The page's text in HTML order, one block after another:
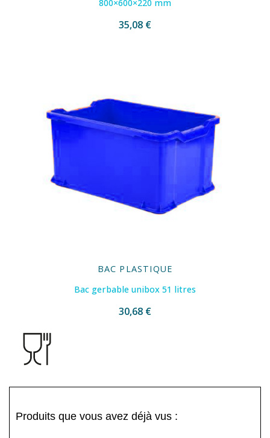
800×600×220 mm
35,08 €
BAC PLASTIQUE
Bac gerbable unibox 51 litres
30,68 €
Produits que vous avez déjà vus :